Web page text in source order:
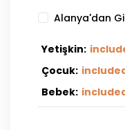
Alanya'dan
Yetişkin:
Çocuk:
Bebek: